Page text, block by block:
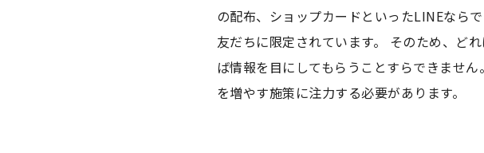
の配布、ショップカードといったLINEなら
友だちに限定されています。 そのため、ど
ば情報を目にしてもらうことすらできませ
を増やす施策に注力する必要があります。